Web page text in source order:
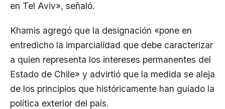
en Tel Aviv», señaló.
Khamis agregó que la designación «pone en
entredicho la imparcialidad que debe caracterizar
a quien representa los intereses permanentes del
Estado de Chile» y advirtió que la medida se aleja
de los principios que históricamente han guiado la
política exterior del país.